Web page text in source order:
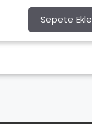
5
Sepete Ekle